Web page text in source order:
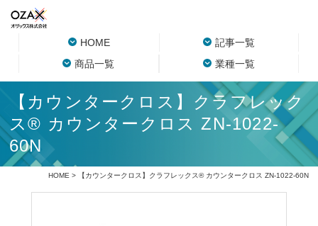
HOME
記事一覧
商品一覧
業種一覧
【カウンタークロス】クラフレック
ス® カウンタークロス ZN-1022-
60N
HOME > 【カウンタークロス】クラフレックス® カウンタークロス ZN-1022-60N